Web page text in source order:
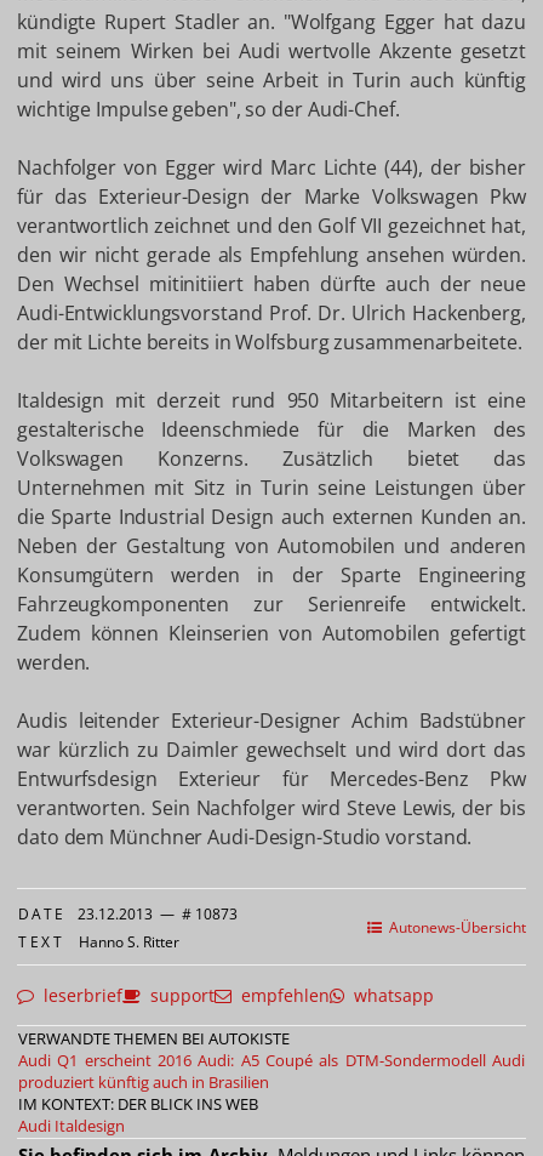
kündigte Rupert Stadler an. "Wolfgang Egger hat dazu
mit seinem Wirken bei Audi wertvolle Akzente gesetzt
und wird uns über seine Arbeit in Turin auch künftig
wichtige Impulse geben", so der Audi-Chef.
Nachfolger von Egger wird Marc Lichte (44), der bisher
für das Exterieur-Design der Marke Volkswagen Pkw
verantwortlich zeichnet und den Golf VII gezeichnet hat,
den wir nicht gerade als Empfehlung ansehen würden.
Den Wechsel mitinitiiert haben dürfte auch der neue
Audi-Entwicklungsvorstand Prof. Dr. Ulrich Hackenberg,
der mit Lichte bereits in Wolfsburg zusammenarbeitete.
Italdesign mit derzeit rund 950 Mitarbeitern ist eine
gestalterische Ideenschmiede für die Marken des
Volkswagen Konzerns. Zusätzlich bietet das
Unternehmen mit Sitz in Turin seine Leistungen über
die Sparte Industrial Design auch externen Kunden an.
Neben der Gestaltung von Automobilen und anderen
Konsumgütern werden in der Sparte Engineering
Fahrzeugkomponenten zur Serienreife entwickelt.
Zudem können Kleinserien von Automobilen gefertigt
werden.
Audis leitender Exterieur-Designer Achim Badstübner
war kürzlich zu Daimler gewechselt und wird dort das
Entwurfsdesign Exterieur für Mercedes-Benz Pkw
verantworten. Sein Nachfolger wird Steve Lewis, der bis
dato dem Münchner Audi-Design-Studio vorstand.
Autonews-Übersicht
DATE 23.12.2013 — # 10873
TEXT Hanno S. Ritter
leserbrief support empfehlen whatsapp
VERWANDTE THEMEN BEI AUTOKISTE
Audi Q1 erscheint 2016 Audi: A5 Coupé als DTM-Sondermodell Audi
produziert künftig auch in Brasilien
IM KONTEXT: DER BLICK INS WEB
Audi Italdesign